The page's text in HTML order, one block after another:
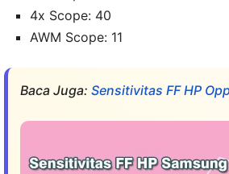
4x Scope: 40
AWM Scope: 11
Baca Juga: Sensitivitas FF HP